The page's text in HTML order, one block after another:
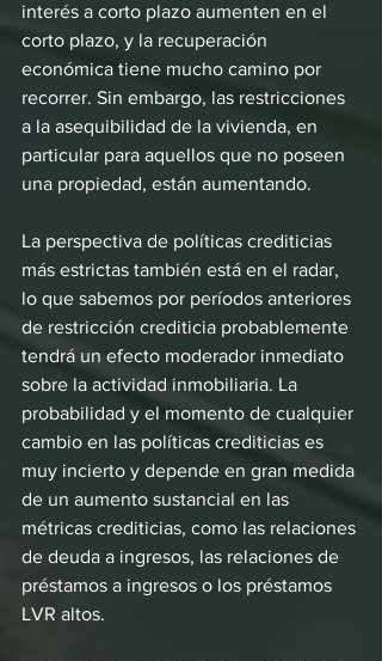
interés a corto plazo aumenten en el
corto plazo, y la recuperación
económica tiene mucho camino por
recorrer. Sin embargo, las restricciones
a la asequibilidad de la vivienda, en
particular para aquellos que no poseen
una propiedad, están aumentando.
La perspectiva de políticas crediticias
más estrictas también está en el radar,
lo que sabemos por períodos anteriores
de restricción crediticia probablemente
tendrá un efecto moderador inmediato
sobre la actividad inmobiliaria. La
probabilidad y el momento de cualquier
cambio en las políticas crediticias es
muy incierto y depende en gran medida
de un aumento sustancial en las
métricas crediticias, como las relaciones
de deuda a ingresos, las relaciones de
préstamos a ingresos o los préstamos
LVR altos.